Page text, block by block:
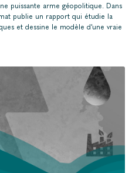
puissante arme géopolitique. Dans
publie un rapport qui étudie la
et dessine le modèle d'une vraie